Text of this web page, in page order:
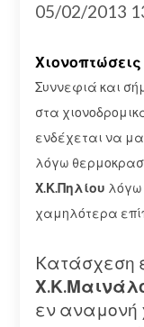
05/02/2013
Συννεφιά και
στα
ενδέχεται να
λόγω
Χ.Κ.Πηλίου λόγω
χαμηλότερα
Kατάσχεση
εν αναμονή